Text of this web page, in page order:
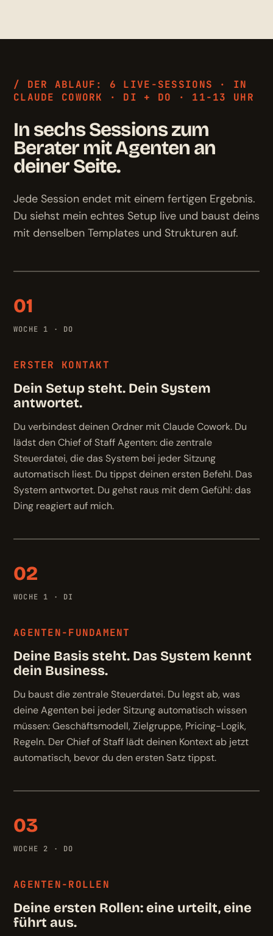
/ DER ABLAUF: 6 LIVE-SESSIONS · IN
CLAUDE COWORK · DI + DO · 11-13 UHR
In sechs Sessions zum
Berater mit Agenten an
deiner Seite.
Jede Session endet mit einem fertigen Ergebnis.
Du siehst mein echtes Setup live und baust deins
mit denselben Templates und Strukturen auf.
01
WOCHE 1 · DO
ERSTER KONTAKT
Dein Setup steht. Dein System
antwortet.
Du verbindest deinen Ordner mit Claude Cowork. Du
lädst den Chief of Staff Agenten: die zentrale
Steuerdatei, die das System bei jeder Sitzung
automatisch liest. Du tippst deinen ersten Befehl. Das
System antwortet. Du gehst raus mit dem Gefühl: das
Ding reagiert auf mich.
02
WOCHE 1 · DI
AGENTEN-FUNDAMENT
Deine Basis steht. Das System kennt
dein Business.
Du baust die zentrale Steuerdatei. Du legst ab, was
deine Agenten bei jeder Sitzung automatisch wissen
müssen: Geschäftsmodell, Zielgruppe, Pricing-Logik,
Regeln. Der Chief of Staff lädt deinen Kontext ab jetzt
automatisch, bevor du den ersten Satz tippst.
03
WOCHE 2 · DO
AGENTEN-ROLLEN
Deine ersten Rollen: eine urteilt, eine
führt aus.